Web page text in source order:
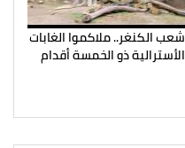
شعب الكنغر.. ملاكموا الغابات
الأسترالية ذو الخمسة أقدام